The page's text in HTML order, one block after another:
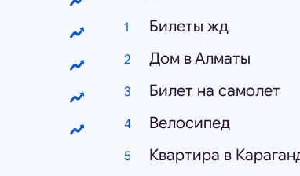
Билеты жд
Дом в Алматы
Билет на самолет
Велосипед
Квартира в